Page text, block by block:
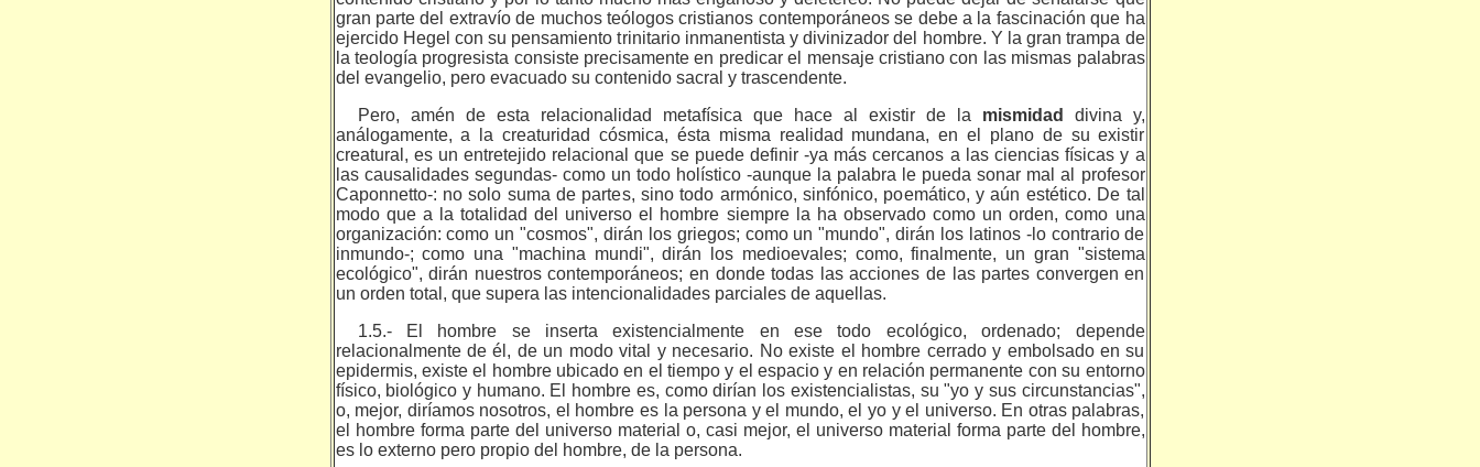
gran parte del extravío de muchos teólogos cristianos contemporáneos se debe a la fascinación que ha
ejercido Hegel con su pensamiento trinitario inmanentista y divinizador del hombre. Y la gran trampa de
la teología progresista consiste precisamente en predicar el mensaje cristiano con las mismas palabras
del evangelio, pero evacuado su contenido sacral y trascendente.
Pero, amén de esta relacionalidad metafísica que hace al existir de la mismidad divina y,
análogamente, a la creaturidad cósmica, ésta misma realidad mundana, en el plano de su existir
creatural, es un entretejido relacional que se puede definir -ya más cercanos a las cien­cias físicas y a
las causalidades segundas- como un todo holístico -aunque la palabra le pueda sonar mal al profesor
Caponnetto-: no solo suma de partes, sino todo armónico, sinfónico, poemático, y aún estético. De tal
modo que a la totalidad del universo el hombre siempre la ha observado como un orden, como una
organización: como un "cosmos", dirán los griegos; como un "mundo", dirán los latinos -lo contrario de
inmundo-; como una "machina mundi", dirán los medioevales; como, finalmente, un gran "sistema
ecológico", dirán nuestros contemporáneos; en donde todas las acciones de las partes convergen en
un orden total, que supera las intencionalidades parciales de aquellas.
1.5.- El hombre se inserta existencialmente en ese todo ecológico, ordenado; depende
relacionalmente de él, de un modo vital y necesario. No existe el hombre cerrado y embolsado en su
epidermis, existe el hombre ubicado en el tiempo y el espacio y en relación permanente con su entorno
físico, biológico y humano. El hombre es, como dirían los existencialistas, su "yo y sus circunstancias",
o, mejor, diríamos nosotros, el hombre es la persona y el mundo, el yo y el universo. En otras palabras,
el hombre forma parte del universo material o, casi mejor, el universo material forma parte del hombre,
es lo ex­terno pero propio del hombre, de la persona.